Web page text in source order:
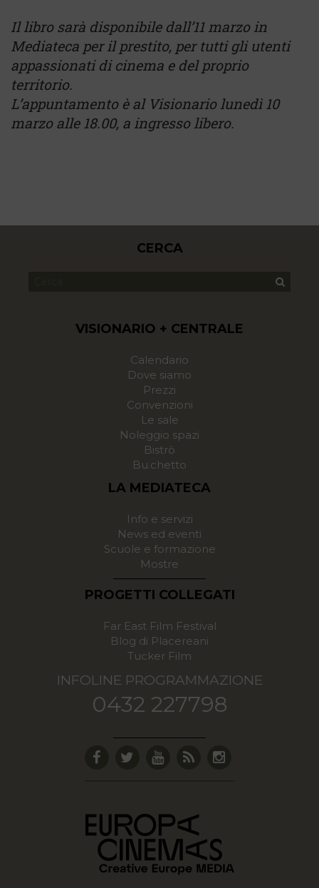
Il libro sarà disponibile dall’11 marzo in
Mediateca per il prestito, per tutti gli utenti
appassionati di cinema e del proprio
territorio.
L’appuntamento è al Visionario lunedì 10
marzo alle 18.00, a ingresso libero.
CERCA
VISIONARIO + CENTRALE
Calendario
Dove siamo
Prezzi
Convenzioni
Le sale
Noleggio spazi
Bistrò
Bu.chetto
LA MEDIATECA
Info e servizi
News ed eventi
Scuole e formazione
Mostre
PROGETTI COLLEGATI
Far East Film Festival
Blog di Placereani
Tucker Film
INFOLINE PROGRAMMAZIONE
0432 227798